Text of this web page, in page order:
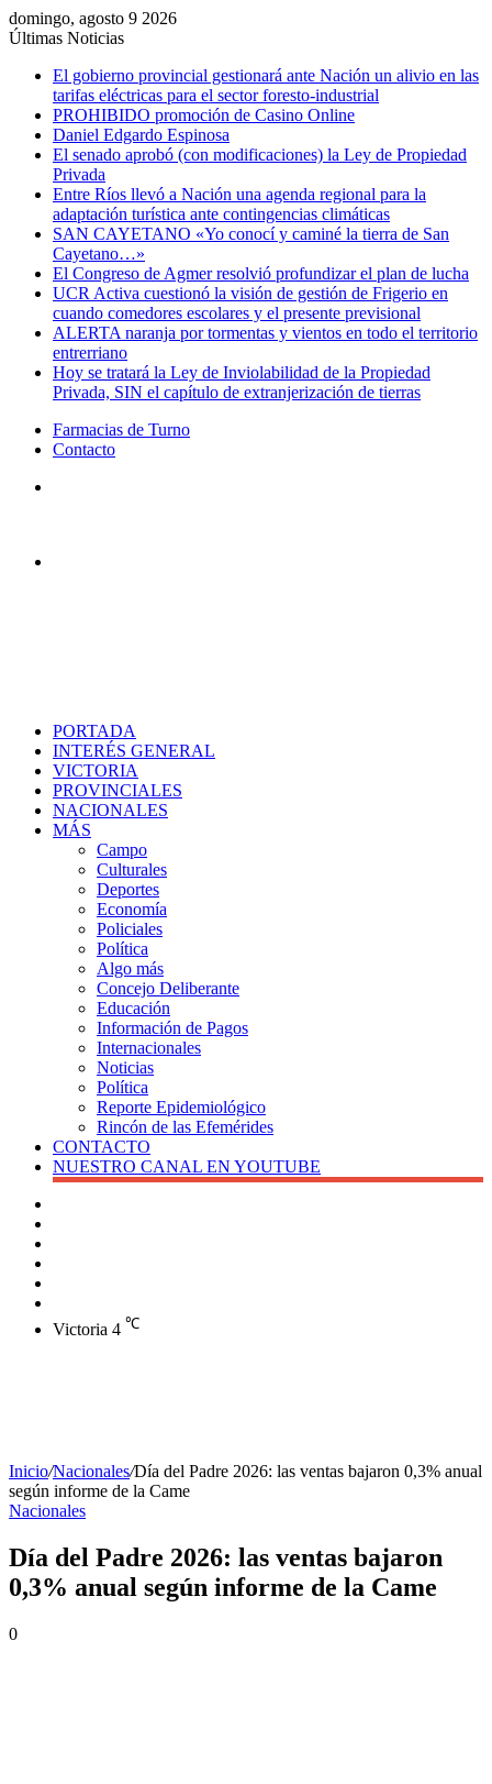
domingo, agosto 9 2026
Últimas Noticias
El gobierno provincial gestionará ante Nación un alivio en las
tarifas eléctricas para el sector foresto-industrial
PROHIBIDO promoción de Casino Online
Daniel Edgardo Espinosa
El senado aprobó (con modificaciones) la Ley de Propiedad
Privada
Entre Ríos llevó a Nación una agenda regional para la
adaptación turística ante contingencias climáticas
SAN CAYETANO «Yo conocí y caminé la tierra de San
Cayetano…»
El Congreso de Agmer resolvió profundizar el plan de lucha
UCR Activa cuestionó la visión de gestión de Frigerio en
cuando comedores escolares y el presente previsional
ALERTA naranja por tormentas y vientos en todo el territorio
entrerriano
Hoy se tratará la Ley de Inviolabilidad de la Propiedad
Privada, SIN el capítulo de extranjerización de tierras
Farmacias de Turno
Contacto
PORTADA
INTERÉS GENERAL
VICTORIA
PROVINCIALES
NACIONALES
MÁS
Campo
Culturales
Deportes
Economía
Policiales
Política
Algo más
Concejo Deliberante
Educación
Información de Pagos
Internacionales
Noticias
Política
Reporte Epidemiológico
Rincón de las Efemérides
CONTACTO
NUESTRO CANAL EN YOUTUBE
Victoria 4 ℃
Inicio/Nacionales/Día del Padre 2026: las ventas bajaron 0,3% anual
según informe de la Came
Nacionales
Día del Padre 2026: las ventas bajaron
0,3% anual según informe de la Came
0